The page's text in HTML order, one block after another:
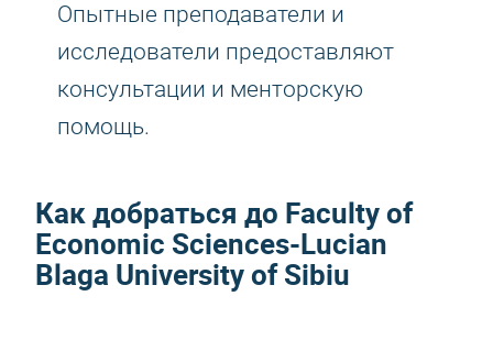
Опытные преподаватели и
исследователи предоставляют
консультации и менторскую
помощь.
Как добраться до Faculty of
Economic Sciences-Lucian
Blaga University of Sibiu